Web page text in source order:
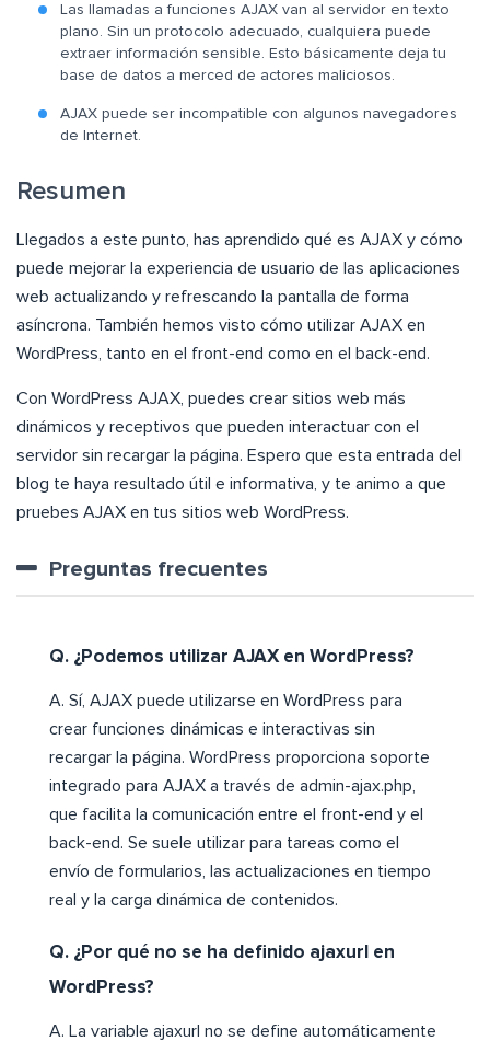
Las llamadas a funciones AJAX van al servidor en texto
plano. Sin un protocolo adecuado, cualquiera puede
extraer información sensible. Esto básicamente deja tu
base de datos a merced de actores maliciosos.
AJAX puede ser incompatible con algunos navegadores
de Internet.
Resumen
Llegados a este punto, has aprendido qué es AJAX y cómo
puede mejorar la experiencia de usuario de las aplicaciones
web actualizando y refrescando la pantalla de forma
asíncrona. También hemos visto cómo utilizar AJAX en
WordPress, tanto en el front-end como en el back-end.
Con WordPress AJAX, puedes crear sitios web más
dinámicos y receptivos que pueden interactuar con el
servidor sin recargar la página. Espero que esta entrada del
blog te haya resultado útil e informativa, y te animo a que
pruebes AJAX en tus sitios web WordPress.
Preguntas frecuentes
Q. ¿Podemos utilizar AJAX en WordPress?
A. Sí, AJAX puede utilizarse en WordPress para
crear funciones dinámicas e interactivas sin
recargar la página. WordPress proporciona soporte
integrado para AJAX a través de admin-ajax.php,
que facilita la comunicación entre el front-end y el
back-end. Se suele utilizar para tareas como el
envío de formularios, las actualizaciones en tiempo
real y la carga dinámica de contenidos.
Q. ¿Por qué no se ha definido ajaxurl en
WordPress?
A. La variable ajaxurl no se define automáticamente